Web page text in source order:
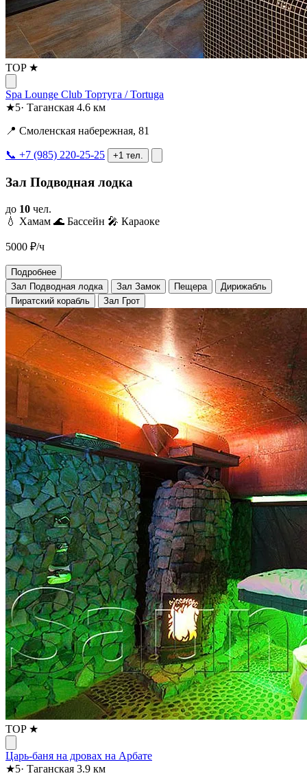
TOP ★
Spa Lounge Club Тортуга / Tortuga
★5· Таганская 4.6 км
📍 Смоленская набережная, 81
📞 +7 (985) 220-25-25 +1 тел.
Зал Подводная лодка
до 10 чел.
💧 Хамам 🌊 Бассейн 🎤 Караоке
5000 ₽/ч
Подробнее
Зал Подводная лодка
Зал Замок Пещера
Дирижабль
Пиратский корабль
Зал Грот
TOP ★
Царь-баня на дровах на Арбате
★5· Таганская 3.9 км